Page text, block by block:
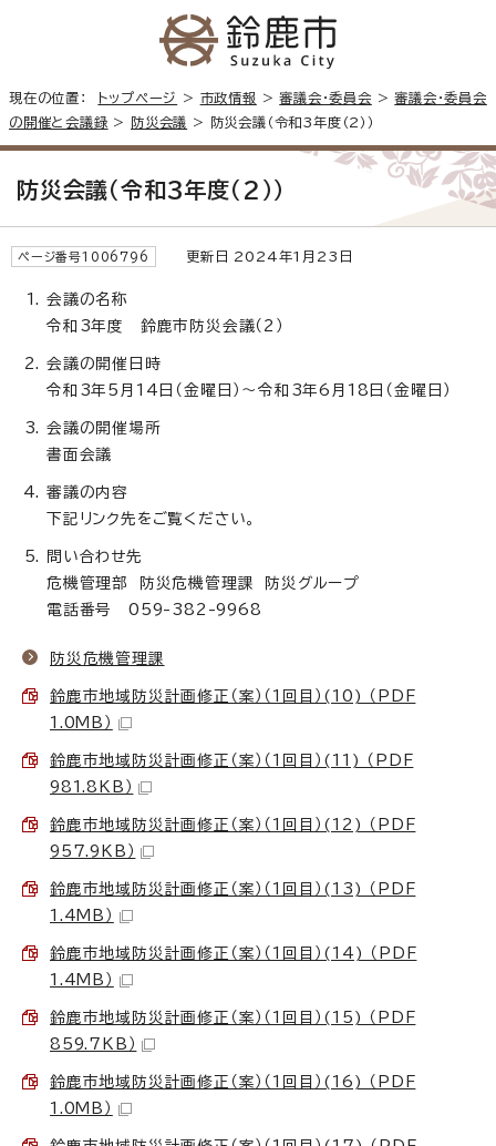
現在の位置： トップページ > 市政情報 >審議会・委員会 >審議会・委員会
の開催と会議録 > 防災会議 > 防災会議（令和3年度（2））
防災会議（令和3年度（2））
ページ番号1006796 更新日 2024年1月23日
会議の名称
令和3年度 鈴鹿市防災会議（2）
会議の開催日時
令和3年5月14日（金曜日）～令和3年6月18日（金曜日）
会議の開催場所
書面会議
審議の内容
下記リンク先をご覧ください。
問い合わせ先
危機管理部 防災危機管理課 防災グループ
電話番号 059-382-9968
防災危機管理課
鈴鹿市地域防災計画修正（案）（1回目）(10) （PDF
1.0MB）
鈴鹿市地域防災計画修正（案）（1回目）(11) （PDF
981.8KB）
鈴鹿市地域防災計画修正（案）（1回目）(12) （PDF
957.9KB）
鈴鹿市地域防災計画修正（案）（1回目）(13) （PDF
1.4MB）
鈴鹿市地域防災計画修正（案）（1回目）(14) （PDF
1.4MB）
鈴鹿市地域防災計画修正（案）（1回目）(15) （PDF
859.7KB）
鈴鹿市地域防災計画修正（案）（1回目）(16) （PDF
1.0MB）